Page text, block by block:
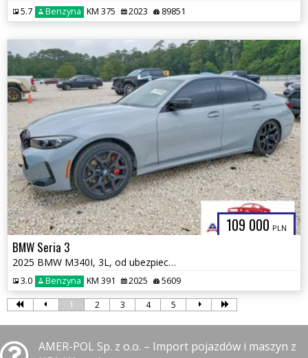
5.7 Benzyna KM 375 2023 89851
109 000 PLN
BMW Seria 3
2025 BMW M340I, 3L, od ubezpieczalni
3.0 Benzyna KM 391 2025 5609
1 2 3 4 5
AMER-POL Sp. z o.o. – Import pojazdów i maszyn z